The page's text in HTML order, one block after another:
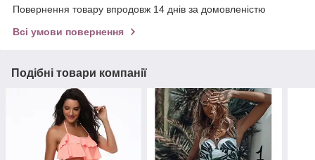
Повернення товару впродовж 14 днів за домовленістю
Всі умови повернення
Подібні товари компанії